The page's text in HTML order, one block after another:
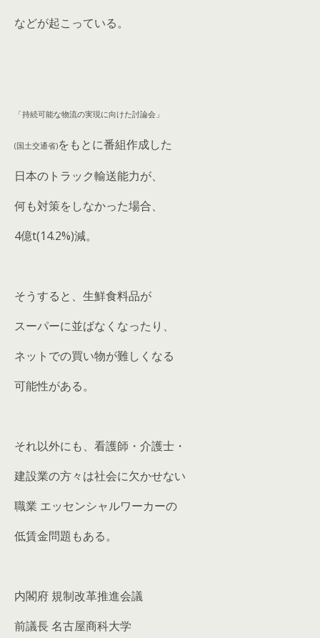
などが起こっている。
「持続可能な物流の実現に向けた討論会」
(国土交通省)をもとに番組作成した
日本のトラック輸送能力が、
何も対策をしなかった場合、
4億t(14.2%)減。
そうすると、生鮮食料品が
スーパーに並ばなくなったり、
ネットでの買い物が難しくなる
可能性がある。
それ以外にも、看護師・介護士・
建設業の方々は社会に欠かせない
職業 エッセンシャルワーカーの
低賃金問題もある。
内閣府 規制改革推進会議
前議長 名古屋商科大学